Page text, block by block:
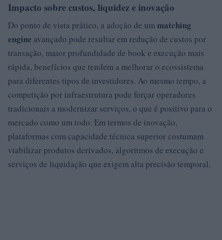
Impacto sobre custos, liquidez e inovação
Do ponto de vista prático, a adoção de ummatching
engine avançado pode resultar em redução de custos por
transação, maior profundidade de book e execução mais
rápida, benefícios que tendem a melhorar o ecossistema
para diferentes tipos de investidores. Ao mesmo tempo, a
competição por infraestrutura pode forçar operadores
tradicionais a modernizar serviços, o que é positivo para o
mercado como um todo. Em termos de inovação,
plataformas com capacidade técnica superior costumam
viabilizar produtos derivados, algoritmos de execução e
serviços de liquidação que exigem alta precisão temporal.